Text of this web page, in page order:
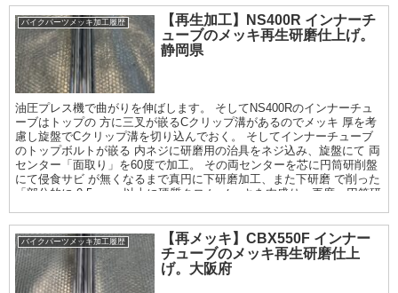
バイクパーツメッキ加工履歴
【再生加工】NS400R インナーチ
ューブのメッキ再生研磨仕上げ。
静岡県
油圧プレス機で曲がりを伸ばします。 そしてNS400Rのインナーチュ
ーブはトップの 方に三叉が嵌るCクリップ溝があるのでメッキ 厚を考
慮し旋盤でCクリップ溝を切り込んでおく。 そしてインナーチューブ
のトップボルトが嵌る 内ネジに研磨用の治具をネジ込み、旋盤にて 両
センター「面取り」を60度で加工。 その両センターを芯に円筒研削盤
にて侵食サビ が無くなるまで真円に下研磨加工、また下研磨 で削った
「部分的に-0.5mm」以上に硬質クロム メッキを肉盛り、再度、円筒研
バイクパーツメッキ加工履歴
【再メッキ】CBX550F インナー
チューブのメッキ再生研磨仕上
げ。大阪府